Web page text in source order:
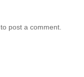
to post a comment.